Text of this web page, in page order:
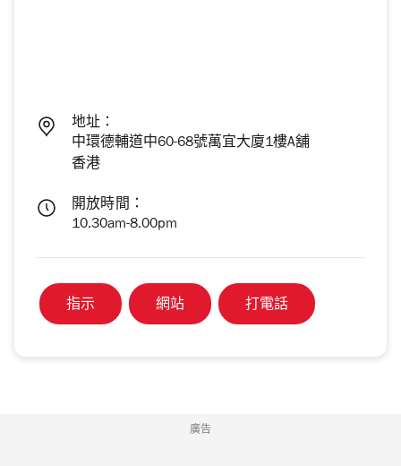
地址：
中環德輔道中60-68號萬宜大廈1樓A舖
香港
開放時間：
10.30am-8.00pm
指示 網站 打電話
廣告